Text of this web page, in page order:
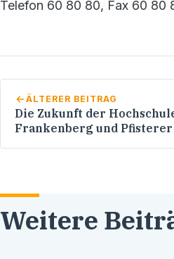
Telefon 60 80 80, Fax 60 80
ÄLTERER BEITRAG
Die Zukunft der
Frankenberg und
Weitere